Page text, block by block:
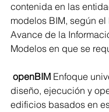
contenida en las
modelos BIM, según
Avance de la
Modelos en que se
openBIM Enfoque
diseño, ejecución y
edificios basados en